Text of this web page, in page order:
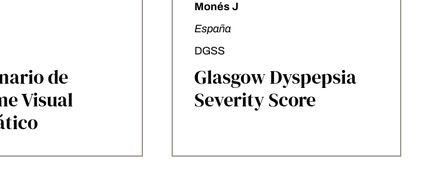
de
Visual
Monés J
España
DGSS
Glasgow Dyspepsia
Severity Score